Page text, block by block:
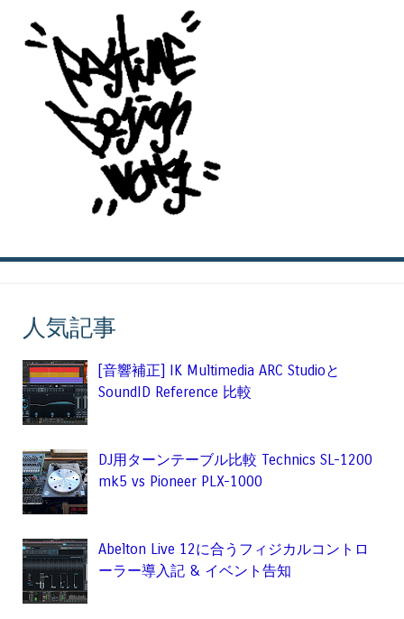
人気記事
[音響補正] IK Multimedia ARC Studioと
SoundID Reference 比較
DJ用ターンテーブル比較 Technics SL-1200
mk5 vs Pioneer PLX-1000
Abelton Live 12に合うフィジカルコントロ
ーラー導入記 & イベント告知